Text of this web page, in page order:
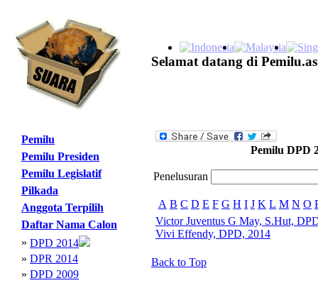
Selamat datang di
Pemilu
Pemilu Presiden
Pemilu Legislatif
Pilkada
Anggota Terpilih
Daftar Nama Calon
» DPD 2014
» DPR 2014
» DPD 2009
Pemilu DPD
Penelusuran
A B C D E F G H I J K L M N O
Victor Juventus G May, S.Hut,
Vivi Effendy, DPD, 2014
Back to Top